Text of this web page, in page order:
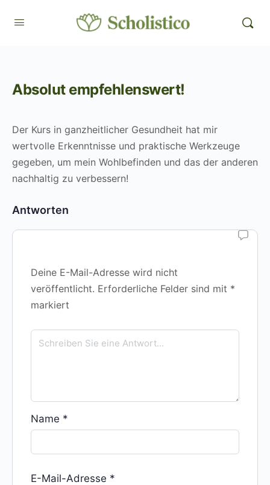
Absolut empfehlenswert!
Der Kurs in ganzheitlicher Gesundheit hat mir
wertvolle Erkenntnisse und praktische Werkzeuge
gegeben, um mein Wohlbefinden und das der anderen
nachhaltig zu verbessern!
Antworten
Deine E-Mail-Adresse wird nicht
veröffentlicht. Erforderliche Felder sind mit *
markiert
Name *
E-Mail-Adresse *